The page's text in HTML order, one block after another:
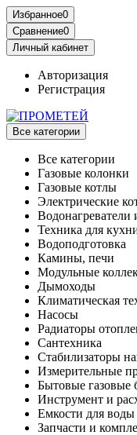
Избранное0
Сравнение0
Личный кабинет
Авторизация
Регистрация
Все категории
Все категории
Газовые колонки
Газовые котлы
Электрические
Водонагреватели
Техника для
Водоподготовка
Камины, печи
Модульные
Дымоходы
Климатическая
Насосы
Радиаторы
Сантехника
Стабилизаторы
Измерительные
Бытовые газовые
Инструмент и
Емкости для
Запчасти и